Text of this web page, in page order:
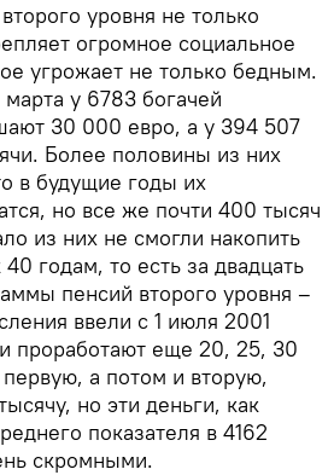
уровня не только
огромное социальное
угрожает не только бедным.
у 6783 богачей
30 000 евро, а у 394 507
Более половины из них
в будущие годы их
но все же почти 400 тысяч
из них не смогли накопить
годам, то есть за двадцать
пенсий второго уровня –
ввели с 1 июля 2001
проработают еще 20, 25, 30
а потом и вторую,
но эти деньги, как
показателя в 4162
скромными.